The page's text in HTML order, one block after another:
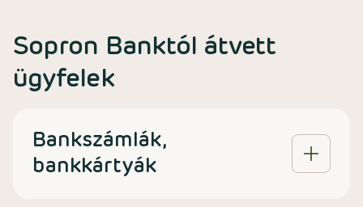
Sopron Banktól átvett
ügyfelek
Bankszámlák,
bankkártyák